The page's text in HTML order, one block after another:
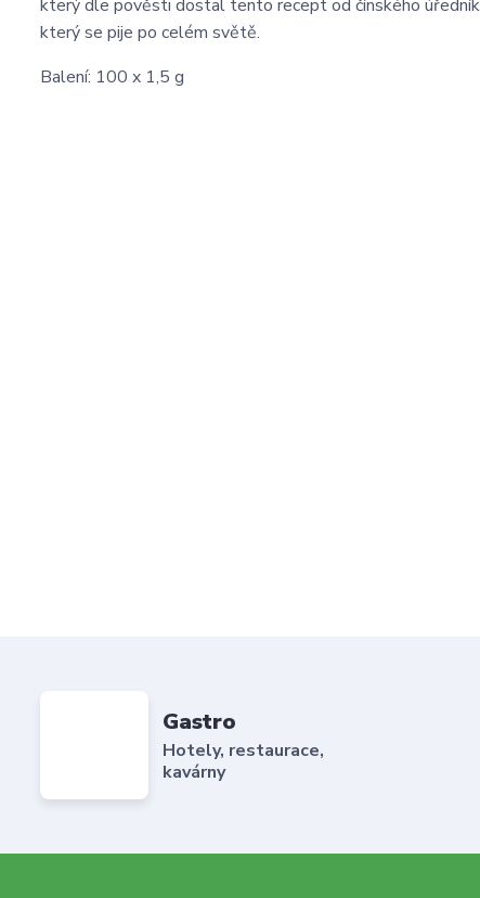
který dle pověsti dostal tento recept od čínského
který se pije po celém světě.
Balení: 100 x 1,5 g
Gastro
Hotely, restaurace,
kavárny